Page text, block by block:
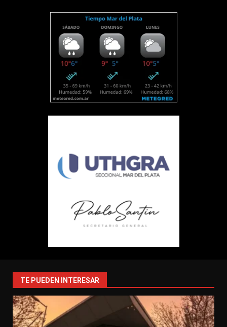
TE PUEDEN INTERESAR